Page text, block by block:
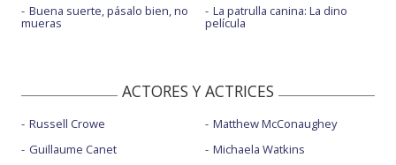
Buena suerte, pásalo bien, no
mueras
La patrulla canina: La dino
película
ACTORES Y ACTRICES
Russell Crowe
Guillaume Canet
Matthew McConaughey
Michaela Watkins